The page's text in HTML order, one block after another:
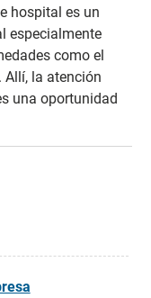
hospital es un
especialmente
como el
la atención
una oportunidad